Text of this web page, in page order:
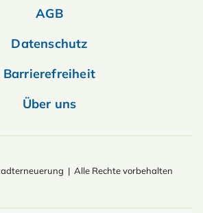
AGB
Datenschutz
Barrierefreiheit
Über uns
| Alle Rechte vorbehalten